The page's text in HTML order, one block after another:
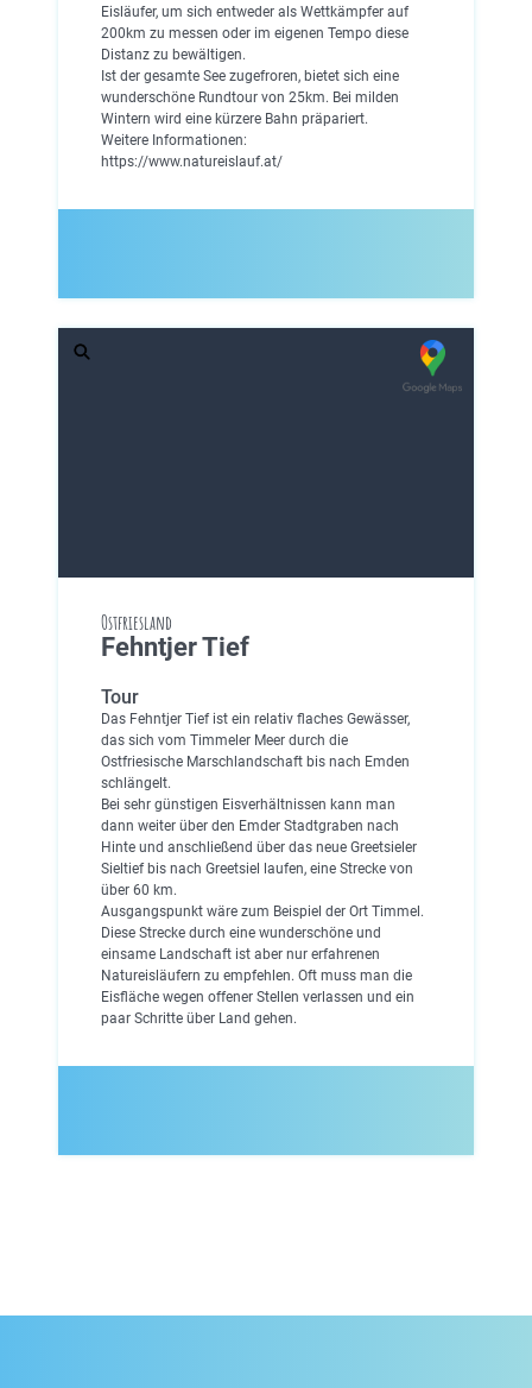
Eisläufer, um sich entweder als Wettkämpfer auf
200km zu messen oder im eigenen Tempo diese
Distanz zu bewältigen.
Ist der gesamte See zugefroren, bietet sich eine
wunderschöne Rundtour von 25km. Bei milden
Wintern wird eine kürzere Bahn präpariert.
Weitere Informationen:
https://www.natureislauf.at/
Ostfriesland
Fehntjer Tief
Tour
Das Fehntjer Tief ist ein relativ flaches Gewässer,
das sich vom Timmeler Meer durch die
Ostfriesische Marschlandschaft bis nach Emden
schlängelt.
Bei sehr günstigen Eisverhältnissen kann man
dann weiter über den Emder Stadtgraben nach
Hinte und anschließend über das neue Greetsieler
Sieltief bis nach Greetsiel laufen, eine Strecke von
über 60 km.
Ausgangspunkt wäre zum Beispiel der Ort Timmel.
Diese Strecke durch eine wunderschöne und
einsame Landschaft ist aber nur erfahrenen
Natureisläufern zu empfehlen. Oft muss man die
Eisfläche wegen offener Stellen verlassen und ein
paar Schritte über Land gehen.